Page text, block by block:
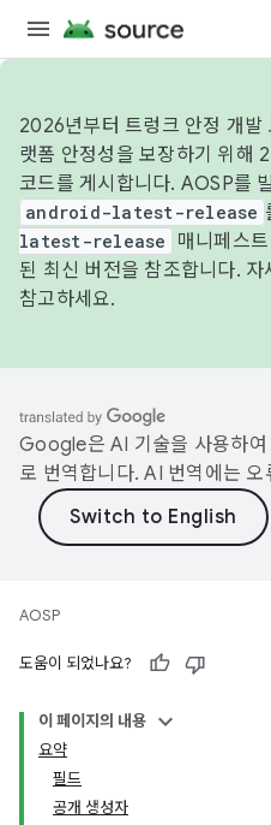
2026년부터 트렁크 안정 개발
랫폼 안정성을 보장하기 위해
코드를 게시합니다. AOSP를
android-latest-release
latest-release
매니페스
된 최신 버전을 참조합니다. 자
참고하세요.
Google은 AI 기술을 사용하여
로 번역합니다. AI 번역에는
AOSP
도움이 되었나요?
이 페이지의 내용
요약
필드
공개 생성자